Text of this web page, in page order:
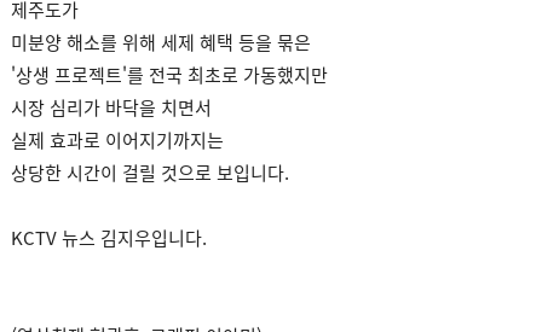
제주도가
미분양 해소를 위해 세제 혜택 등을 묶은
'상생 프로젝트'를 전국 최초로 가동했지만
시장 심리가 바닥을 치면서
실제 효과로 이어지기까지는
상당한 시간이 걸릴 것으로 보입니다.
KCTV 뉴스 김지우입니다.